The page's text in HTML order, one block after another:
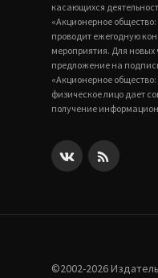
касающихся
«Акционерное
проводит ежегодную
мероприятия. Для новых
предложение на
«Акционерное
физическое лицо дает
получение
©2002-2026